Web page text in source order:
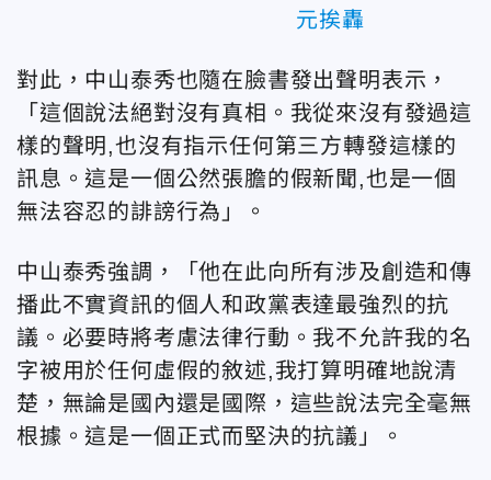
元挨轟
對此，中山泰秀也隨在臉書發出聲明表示，
「這個說法絕對沒有真相。我從來沒有發過這
樣的聲明,也沒有指示任何第三方轉發這樣的
訊息。這是一個公然張膽的假新聞,也是一個
無法容忍的誹謗行為」。
中山泰秀強調，「他在此向所有涉及創造和傳
播此不實資訊的個人和政黨表達最強烈的抗
議。必要時將考慮法律行動。我不允許我的名
字被用於任何虛假的敘述,我打算明確地說清
楚，無論是國內還是國際，這些說法完全毫無
根據。這是一個正式而堅決的抗議」。